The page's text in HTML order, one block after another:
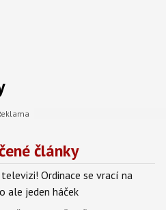
články
Ordinace se vrací na
ale jeden háček